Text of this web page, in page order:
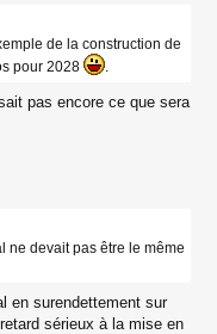
de la construction de
pour 2028
.
pas encore ce que sera
ne devait pas être le même
en surendettement sur
sérieux à la mise en